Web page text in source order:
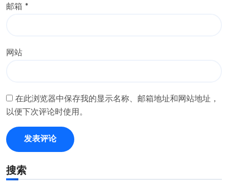
邮箱 *
网站
在此浏览器中保存我的显示名称、邮箱地址和网站地址，
以便下次评论时使用。
搜索